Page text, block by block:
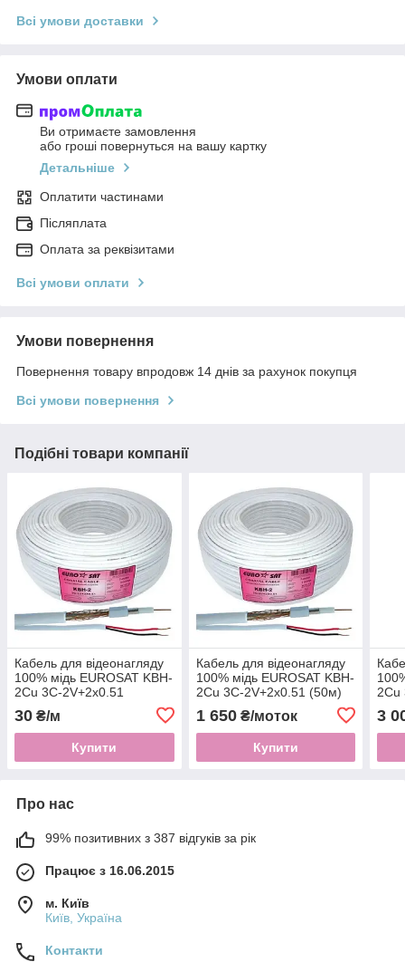
Всі умови доставки
Умови оплати
Ви отримаєте замовлення
або гроші повернуться на вашу картку
Детальніше
Оплатити частинами
Післяплата
Оплата за реквізитами
Всі умови оплати
Умови повернення
Повернення товару впродовж 14 днів за рахунок покупця
Всі умови повернення
Подібні товари компанії
Кабель для відеонагляду
100% мідь EUROSAT KBH-
2Cu 3C-2V+2x0.51
30 ₴/м
Купити
Кабель для відеонагляду
100% мідь EUROSAT KBH-
2Cu 3C-2V+2x0.51 (50м)
1 650₴/моток
Купити
2Cu
3
Про нас
99% позитивних з 387 відгуків за рік
Працює з 16.06.2015
м. Київ
Київ, Україна
Контакти